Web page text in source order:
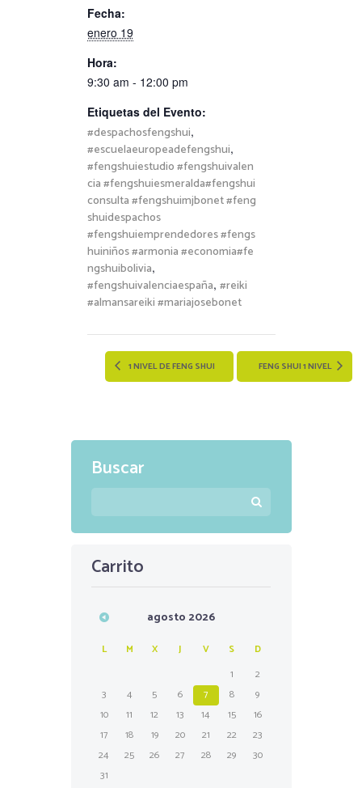
Fecha:
enero 19
Hora:
9:30 am - 12:00 pm
Etiquetas del Evento:
#despachosfengshui,
#escuelaeuropeadefengshui,
#fengshuiestudio #fengshuivalen
cia #fengshuiesmeralda#fengshui
consulta #fengshuimjbonet #feng
shuidespachos
#fengshuiemprendedores #fengs
huiniños #armonia #economia#fe
ngshuibolivia,
#fengshuivalenciaespaña, #reiki
#almansareiki #mariajosebonet
1 NIVEL DE FENG SHUI FENG SHUI 1 NIVEL
Buscar
Carrito
agosto 2026
L M X J V S D
1
2
3
4 5 6 7 8
9
10
11 12 13 14 15
16
17
18 19 20 21 22
23
24
25 26 27 28 29
30
31